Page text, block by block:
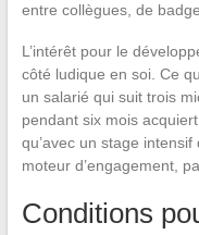
entre collègues, de
L’intérêt pour le
côté ludique en soi. Ce
un salarié qui suit trois
pendant six mois
qu’avec un stage
moteur d’engagement,
Conditions